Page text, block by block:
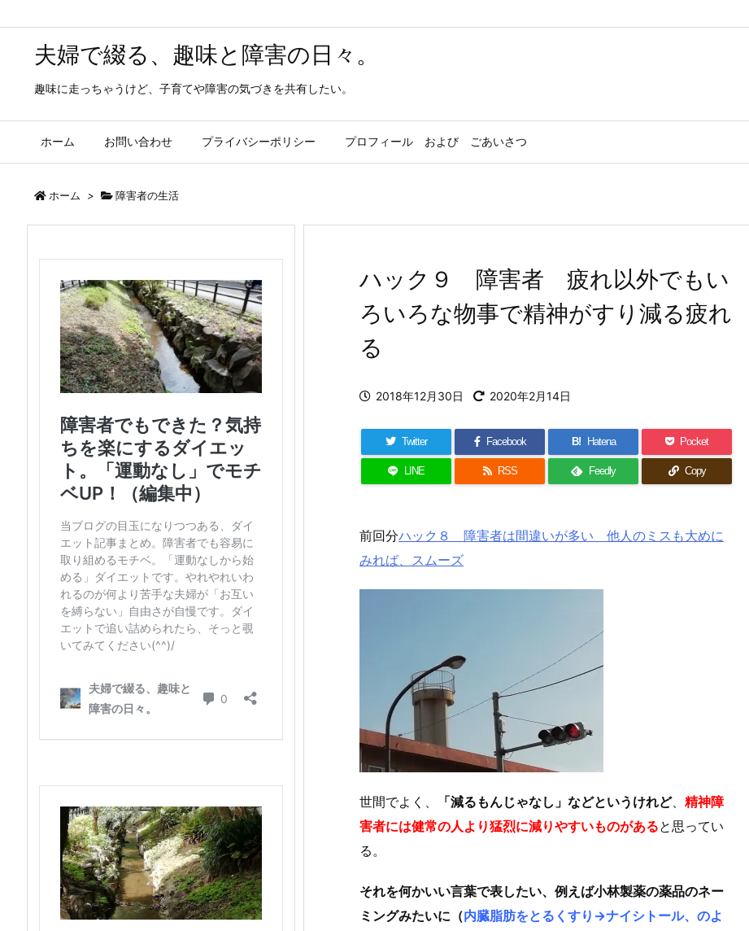
夫婦で綴る、趣味と障害の日々。
趣味に走っちゃうけど、子育てや障害の気づきを共有したい。
ホーム お問い合わせ プライバシーポリシー プロフィール および ごあいさつ
ホーム > 障害者の生活
ハック９ 障害者 疲れ以外でもい
ろいろな物事で精神がすり減る疲れ
る
2018年12月30日 2020年2月14日
Twitter Facebook B! Hatena Pocket
LINE RSS Feedly Copy
前回分ハック８ 障害者は間違いが多い 他人のミスも大めに
みれば、スムーズ
世間でよく、 「減るもんじゃなし」などというけれど、 精神障
害者には健常の人より猛烈に減りやすいものがあると思ってい
る。
それを何かいい言葉で表したい、例えば小林製薬の薬品のネー
ミングみたいに（内臓脂肪をとるくすり→ナイシトール、のよ